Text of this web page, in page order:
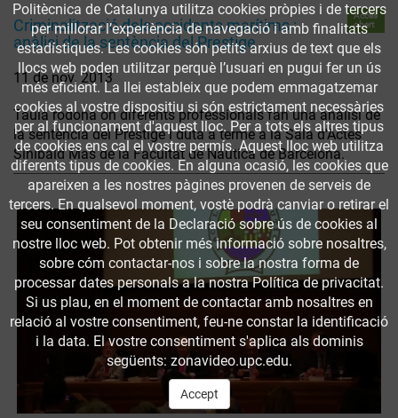
Criminalització dels accidents marítims :
anàlisi de la sentència del Prestige
Accés
obert
11 de nov. 2013
Taula rodona on diferents professionals fan una anàlisi de
la sentència del Prestige i duta a terme a la Sala d'Actes
Sinibald Mas de la Facultat de Nàutica de Barcelona.
Politècnica de Catalunya utilitza cookies pròpies i de tercers
per millorar l’experiència de navegació i amb finalitats
estadístiques. Les cookies són petits arxius de text que els
llocs web poden utilitzar perquè l’usuari en pugui fer un ús
més eficient. La llei estableix que podem emmagatzemar
cookies al vostre dispositiu si són estrictament necessàries
per al funcionament d'aquest lloc. Per a tots els altres tipus
de cookies ens cal el vostre permís. Aquest lloc web utilitza
diferents tipus de cookies. En alguna ocasió, les cookies que
apareixen a les nostres pàgines provenen de serveis de
tercers. En qualsevol moment, vostè podrà canviar o retirar el
seu consentiment de la Declaració sobre ús de cookies al
nostre lloc web. Pot obtenir més informació sobre nosaltres,
sobre cóm contactar-nos i sobre la nostra forma de
processar dates personals a la nostra Política de privacitat.
Si us plau, en el moment de contactar amb nosaltres en
relació al vostre consentiment, feu-ne constar la identificació
i la data. El vostre consentiment s'aplica als dominis
següents: zonavideo.upc.edu.
Accept